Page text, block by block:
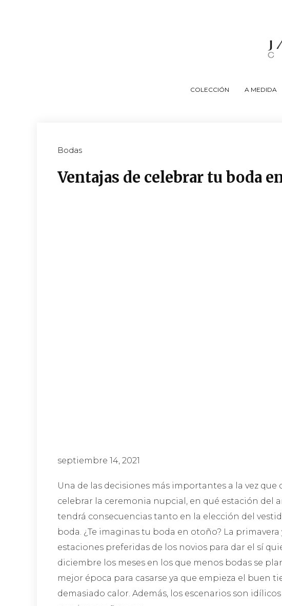
COLECCIÓN A MEDIDA
Bodas
Ventajas de celebrar tu boda
septiembre 14, 2021
Una de las decisiones más importantes a la vez
celebrar la ceremonia nupcial, en qué estación del
tendrá consecuencias tanto en la elección del
boda. ¿Te imaginas tu boda en otoño? La
estaciones preferidas de los novios para dar el sí
diciembre los meses en los que menos bodas se
mejor época para casarse ya que empieza el buen
demasiado calor. Además, los escenarios son